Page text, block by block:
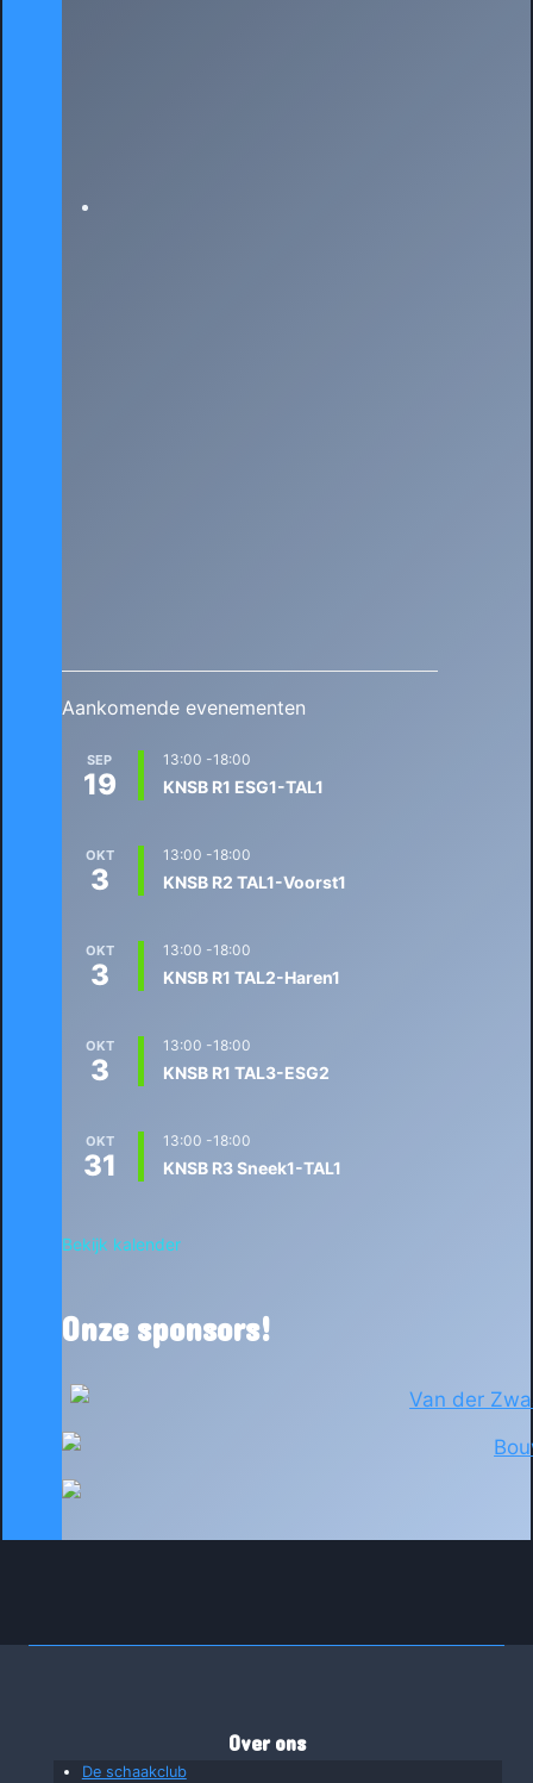
Aankomende evenementen
SEP
19
13:00 -18:00
KNSB R1 ESG1-TAL1
OKT
3
13:00 -18:00
KNSB R2 TAL1-Voorst1
OKT
3
13:00 -18:00
KNSB R1 TAL2-Haren1
OKT
3
13:00 -18:00
KNSB R1 TAL3-ESG2
OKT
31
13:00 -18:00
KNSB R3 Sneek1-TAL1
Bekijk kalender
Onze sponsors!
Over ons
De schaakclub